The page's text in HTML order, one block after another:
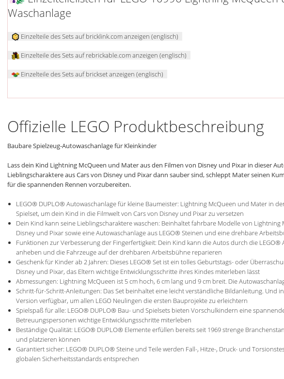
Waschanlage
Einzelteile des Sets auf bricklink.com anzeigen (englisch)
Einzelteile des Sets auf rebrickable.com anzeigen (englisch)
Einzelteile des Sets auf brickset anzeigen (englisch)
Offizielle LEGO Produktbeschreibung
Baubare Spielzeug-Autowaschanlage für Kleinkinder
Lass dein Kind Lightning McQueen und Mater aus den Filmen von Disney und Pixar in dieser
Lieblingscharaktere aus Cars von Disney und Pixar dann sauber sind, schleppt Mater seinen
für die spannenden Rennen vorzubereiten.
LEGO® DUPLO® Autowaschanlage für kleine Baumeister: Lightning McQueen und Mater in
Spielset, um dein Kind in die Filmwelt von Cars von Disney und Pixar zu versetzen
Dein Kind kann seine Lieblingscharaktere waschen: Beinhaltet fahrbare Modelle von
Disney und Pixar sowie eine Autowaschanlage aus LEGO® Steinen und eine drehbare
Funktionen zur Verbesserung der Fingerfertigkeit: Dein Kind kann die Autos durch die
anheben und die Fahrzeuge auf der drehbaren Arbeitsbühne reparieren
Geschenk für Kinder ab 2 Jahren: Dieses LEGO® Set ist ein tolles Geburtstags- oder
Disney und Pixar, das Eltern wichtige Entwicklungsschritte ihres Kindes miterleben lässt
Abmessungen: Lightning McQueen ist 5 cm hoch, 6 cm lang und 9 cm breit. Die
Schritt-für-Schritt-Anleitungen: Das Set beinhaltet eine leicht verständliche Bildanleitung. Und
Version verfügbar, um allen LEGO Neulingen die ersten Bauprojekte zu erleichtern
Spielspaß für alle: LEGO® DUPLO® Bau- und Spielsets bieten Vorschulkindern eine
Betreuungspersonen wichtige Entwicklungsschritte miterleben
Beständige Qualität: LEGO® DUPLO® Elemente erfüllen bereits seit 1969 strenge
und platzieren können
Garantiert sicher: LEGO® DUPLO® Steine und Teile werden Fall-, Hitze-, Druck- und
globalen Sicherheitsstandards entsprechen